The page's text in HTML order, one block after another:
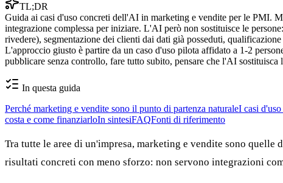
TL;DR
Guida ai casi d'uso concreti dell'AI in marketing e vendite per le PMI.
integrazione complessa per iniziare. L'AI però non sostituisce le
rivedere), segmentazione dei clienti dai dati già posseduti,
L'approccio giusto è partire da un caso d'uso pilota affidato a 1-2
pubblicare senza controllo, fare tutto subito, pensare che l'AI
In questa guida
Perché marketing e vendite sono il punto di partenza naturaleI casi d'uso
costa e come finanziarloIn sintesiFAQFonti di riferimento
Tra tutte le aree di un'impresa, marketing e vendite sono
risultati concreti con meno sforzo: non servono integrazioni